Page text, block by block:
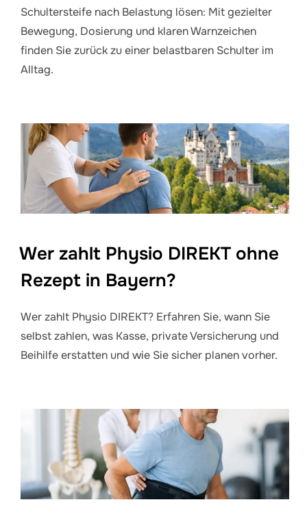
Schultersteife nach Belastung lösen: Mit gezielter
Bewegung, Dosierung und klaren Warnzeichen
finden Sie zurück zu einer belastbaren Schulter im
Alltag.
Wer zahlt Physio DIREKT ohne
Rezept in Bayern?
Wer zahlt Physio DIREKT? Erfahren Sie, wann Sie
selbst zahlen, was Kasse, private Versicherung und
Beihilfe erstatten und wie Sie sicher planen vorher.